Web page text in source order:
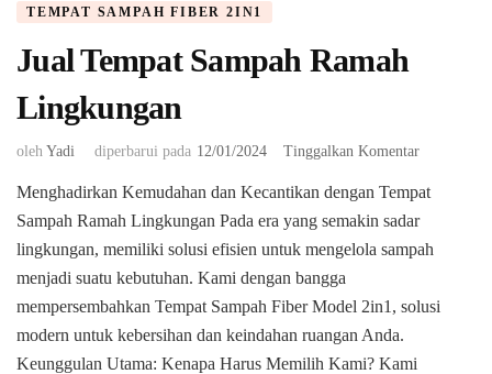
TEMPAT SAMPAH FIBER 2IN1
Jual Tempat Sampah Ramah
Lingkungan
oleh Yadi diperbarui pada 12/01/2024 Tinggalkan Komentarpada
Tempat
Sampah
Ramah
Menghadirkan Kemudahan dan Kecantikan dengan Tempat
Sampah Ramah Lingkungan Pada era yang semakin sadar
lingkungan, memiliki solusi efisien untuk mengelola sampah
menjadi suatu kebutuhan. Kami dengan bangga
mempersembahkan Tempat Sampah Fiber Model 2in1, solusi
modern untuk kebersihan dan keindahan ruangan Anda.
Keunggulan Utama: Kenapa Harus Memilih Kami? Kami